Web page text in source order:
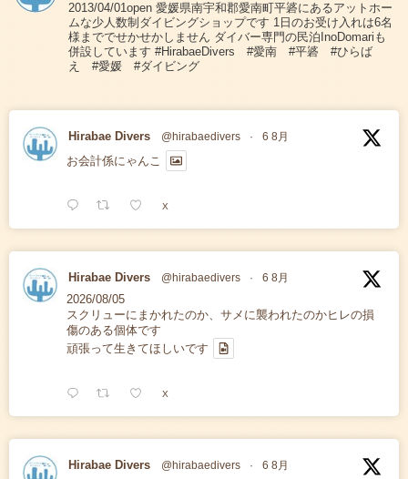
2013/04/01open 愛媛県南宇和郡愛南町平碆にあるアットホー
ムな少人数制ダイビングショップです 1日のお受け入れは6名
様まででせかせかしません ダイバー専門の民泊InoDomariも
併設しています #HirabaeDivers #愛南 #平碆 #ひらば
え #愛媛 #ダイビング
Hirabae Divers @hirabaedivers · 6 8月
お会計係にゃんこ
X
Hirabae Divers @hirabaedivers · 6 8月
2026/08/05
スクリューにまかれたのか、サメに襲われたのかヒレの損
傷のある個体です
頑張って生きてほしいです
X
Hirabae Divers @hirabaedivers · 6 8月